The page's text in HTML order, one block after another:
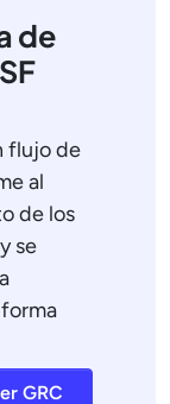
de
flujo de
al
de los
se
GRC